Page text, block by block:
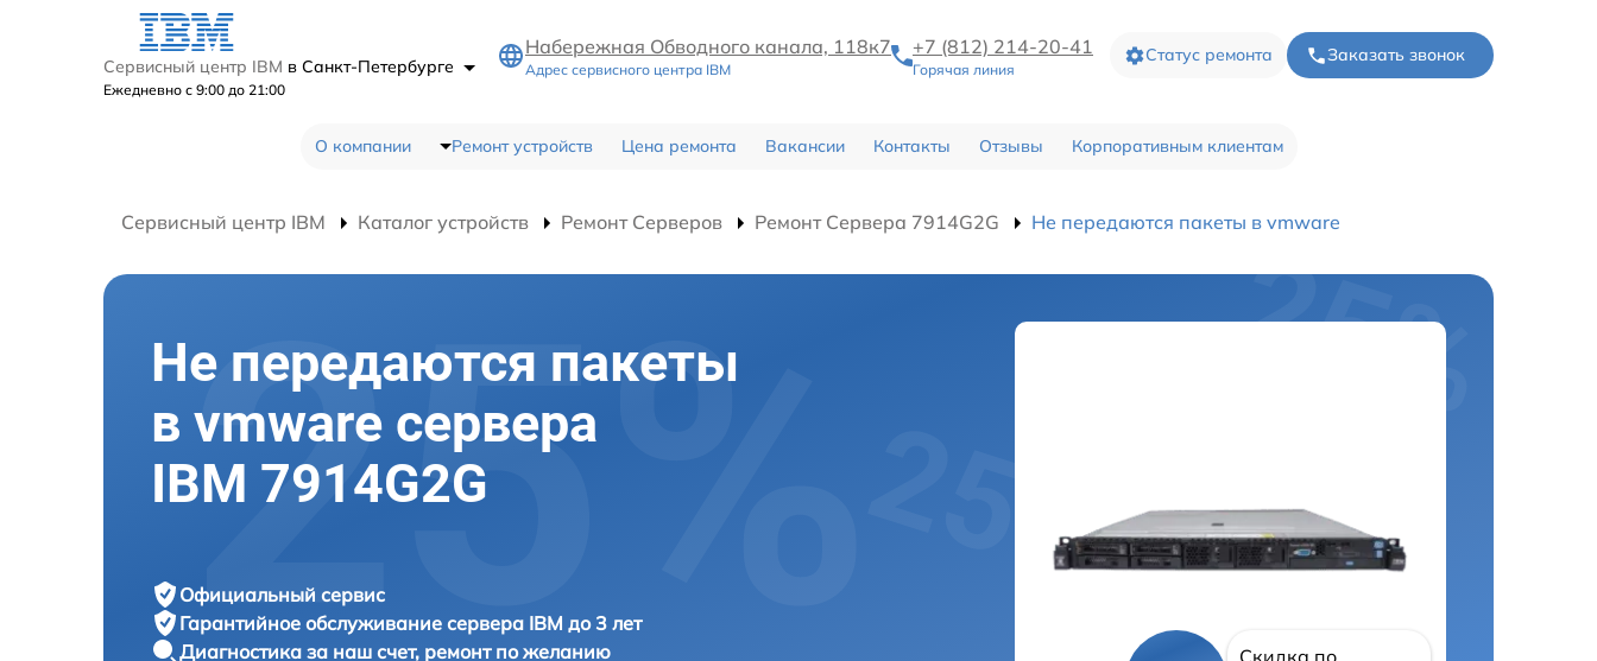
Сервисный центр IBM в Санкт-Петербурге
Ежедневно с 9:00 до 21:00
Набережная Обводного канала, 118к7
Адрес сервисного центра IBM
+7 (812) 214-20-41
Горячая линия
Статус ремонта Заказать звонок
О компании Ремонт устройств Цена ремонта Вакансии Контакты Отзывы Корпоративным клиентам
Сервисный центр IBM Каталог устройств Ремонт Серверов Ремонт Сервера 7914G2G Не передаются пакеты в vmware
Не передаются пакеты
в vmware сервера
IBM 7914G2G
Официальный сервис
Гарантийное обслуживание сервера IBM до 3 лет
Диагностика за наш счет, ремонт по желанию
Скидка по